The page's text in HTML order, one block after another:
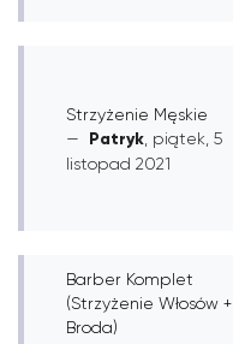
Strzyżenie Męskie
Patryk , piątek, 5
listopad 2021
Barber Komplet
(Strzyżenie Włosów +
Broda)